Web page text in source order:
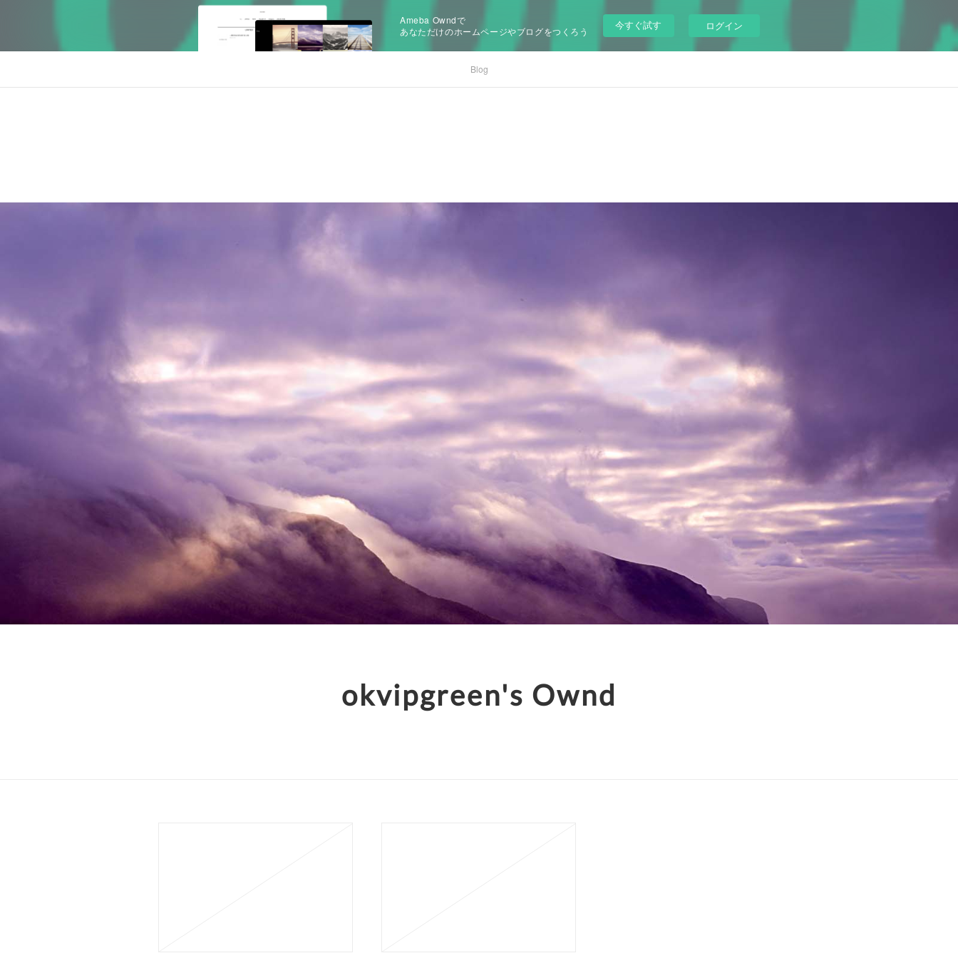
Ameba Owndで
あなただけのホームページやブログをつくろう
今すぐ試す ログイン
Blog
okvipgreen's Ownd